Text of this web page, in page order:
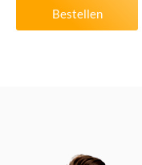
Bestellen